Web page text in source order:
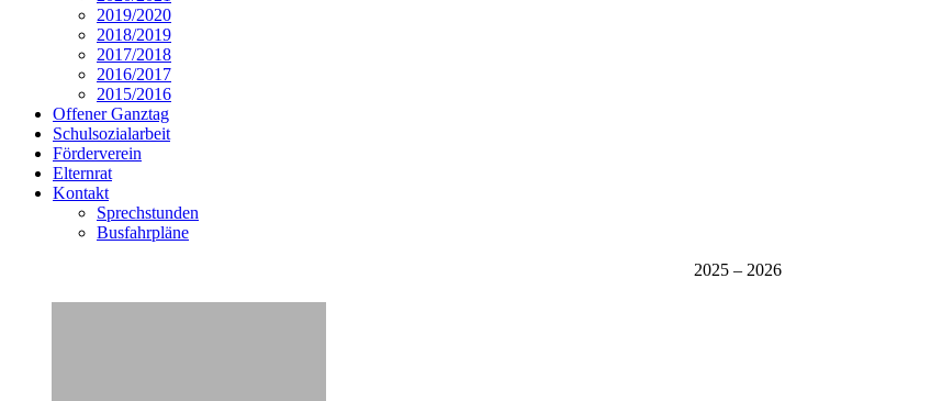
2019/2020
2018/2019
2017/2018
2016/2017
2015/2016
Offener Ganztag
Schulsozialarbeit
Förderverein
Elternrat
Kontakt
Sprechstunden
Busfahrpläne
2025 – 2026